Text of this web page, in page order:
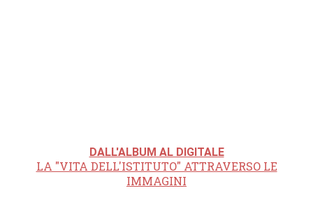
DALL'ALBUM AL DIGITALE
LA "VITA DELL'ISTITUTO" ATTRAVERSO LE
IMMAGINI